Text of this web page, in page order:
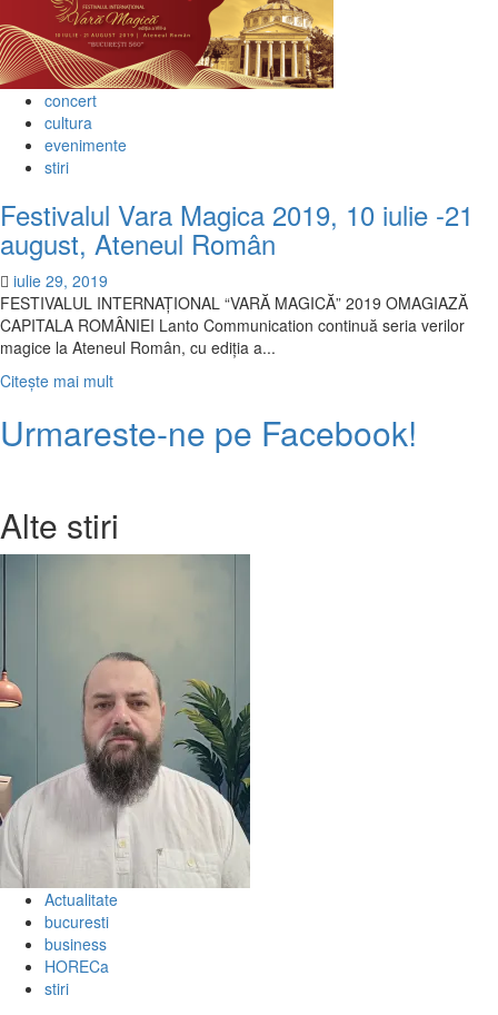
multe
despre
WishFest
–
pe
concert
cultura
evenimente
stiri
Festivalul Vara Magica 2019, 10 iulie -21
august, Ateneul Român
iulie 29, 2019
FESTIVALUL INTERNAȚIONAL “VARĂ MAGICĂ” 2019 OMAGIAZĂ
CAPITALA ROMÂNIEI Lanto Communication continuă seria verilor
magice la Ateneul Român, cu ediția a...
Citește mai multCitește
multe
despre
Magica
2019,
10
Ateneul
Român
Urmareste-ne pe Facebook!
Alte stiri
Actualitate
bucuresti
business
HORECa
stiri